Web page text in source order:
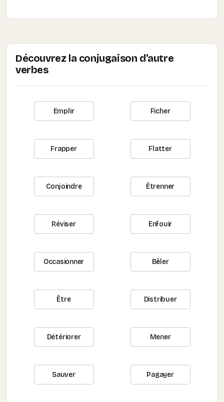
Découvrez la conjugaison d'autre
verbes
Emplir Ficher
Frapper Flatter
Conjoindre Étrenner
Réviser Enfouir
Occasionner Bêler
Être Distribuer
Détériorer Mener
Sauver Pagayer